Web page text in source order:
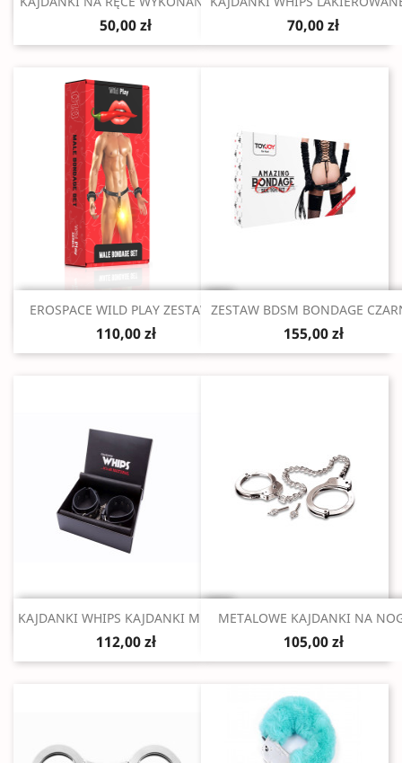
50,00 zł 70,00 zł
Szybki podgląd
EROSPACE WILD PLAY ZESTAW...
110,00 zł
Szybki podgląd
ZESTAW BDSM BONDAGE
155,00 zł
Szybki podgląd
KAJDANKI WHIPS KAJDANKI MĘSKIE
112,00 zł
Szybki podgląd
METALOWE KAJDANKI NA
105,00 zł